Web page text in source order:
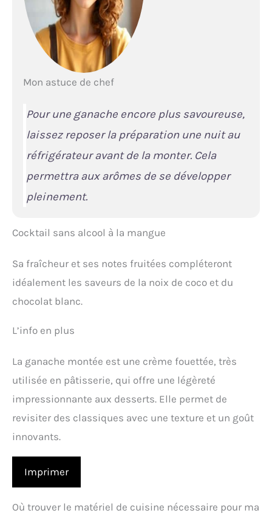
Mon astuce de chef
Pour une ganache encore plus savoureuse,
laissez reposer la préparation une nuit au
réfrigérateur avant de la monter. Cela
permettra aux arômes de se développer
pleinement.
Cocktail sans alcool à la mangue
Sa fraîcheur et ses notes fruitées compléteront
idéalement les saveurs de la noix de coco et du
chocolat blanc.
L’info en plus
La ganache montée est une crème fouettée, très
utilisée en pâtisserie, qui offre une légèreté
impressionnante aux desserts. Elle permet de
revisiter des classiques avec une texture et un goût
innovants.
Imprimer
Où trouver le matériel de cuisine nécessaire pour ma